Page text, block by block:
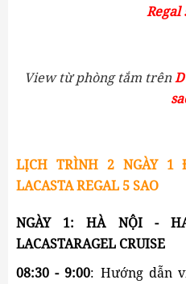
Regal
View từ phòng tắm trên
LỊCH TRÌNH 2 NGÀY 1
LACASTA REGAL 5 SAO
NGÀY 1: HÀ NỘI -
LACASTARAGEL CRUISE
08:30 - 9:00: Hướng dẫn